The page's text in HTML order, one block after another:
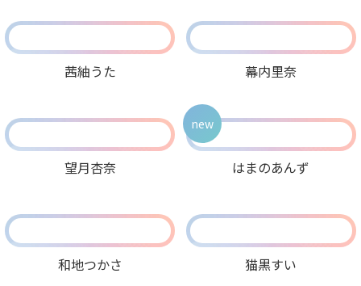
茜紬うた 幕内里奈
望月杏奈 はまのあんず
new
和地つかさ 猫黒すい